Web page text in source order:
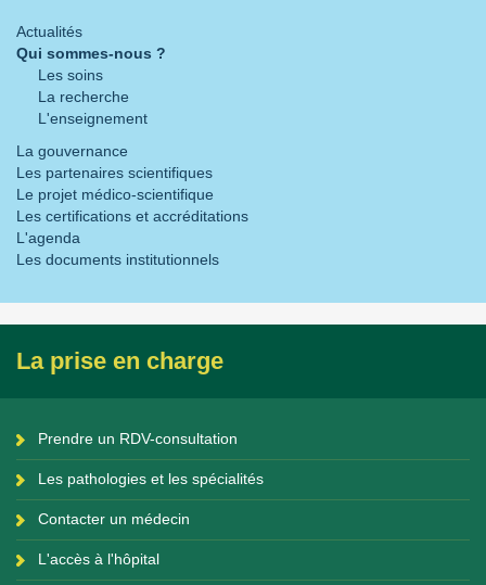
Actualités
Qui sommes-nous ?
Les soins
La recherche
L'enseignement
La gouvernance
Les partenaires scientifiques
Le projet médico-scientifique
Les certifications et accréditations
L'agenda
Les documents institutionnels
La prise en charge
Prendre un RDV-consultation
Les pathologies et les spécialités
Contacter un médecin
L'accès à l'hôpital